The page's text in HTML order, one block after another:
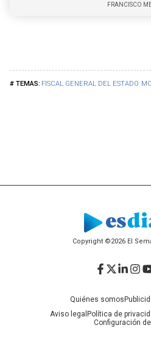
FISCAL GENERAL DEL ESTADO
FRANCISCO
Copyright ©2026 El
Quiénes somos
Aviso legal Política de
Configuración
Facebook